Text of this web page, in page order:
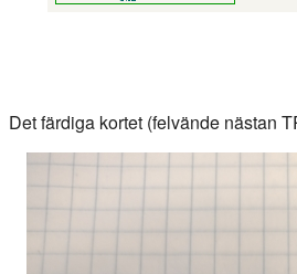
Det färdiga kortet (felvände nästan